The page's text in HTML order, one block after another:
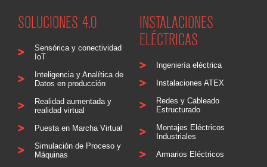
SOLUCIONES 4.0
Sensórica y conectividad
IoT
Inteligencia y Analítica de
Datos en producción
Realidad aumentada y
realidad virtual
Puesta en Marcha Virtual
Simulación de Proceso y
Máquinas
INSTALACIONES
ELÉCTRICAS
Ingeniería eléctrica
Instalaciones ATEX
Redes y Cableado
Estructurado
Montajes Eléctricos
Industriales
Armarios Eléctricos